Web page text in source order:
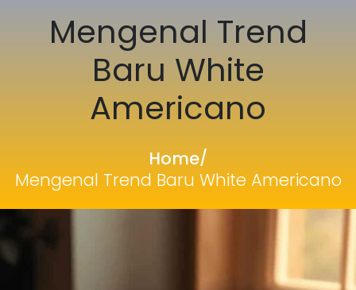
Mengenal Trend
Baru White
Americano
Home/
Mengenal Trend Baru White Americano